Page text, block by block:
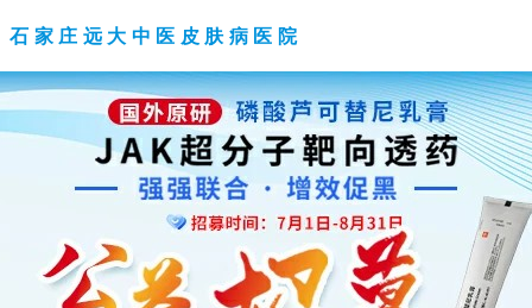
石家庄远大中医皮肤病医院